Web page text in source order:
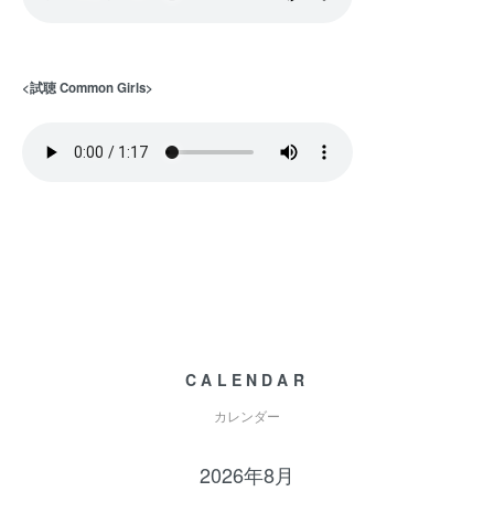
<試聴 Common Girls>
CALENDAR
カレンダー
2026年8月